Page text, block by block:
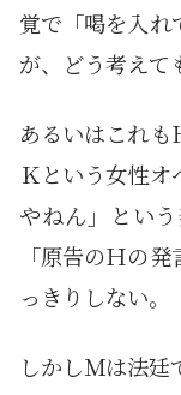
覚で「喝を入れ
が、どう考えて
あるいはこれも
Ｋという女性
やねん」とい
「原告のＨの
っきりしない。
しかしＭは法廷